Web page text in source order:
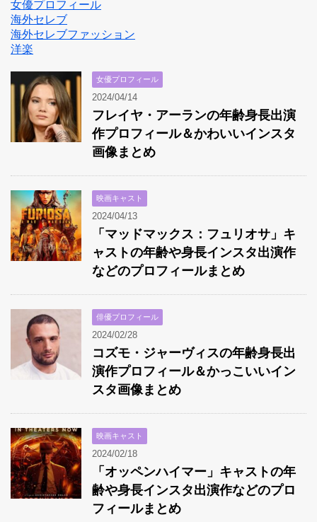
女優プロフィール
海外セレブ
海外セレブファッション
洋楽
女優プロフィール
2024/04/14
フレイヤ・アーランの年齢身長出演
作プロフィール＆かわいいインスタ
画像まとめ
映画キャスト
2024/04/13
「マッドマックス：フュリオサ」キ
ャストの年齢や身長インスタ出演作
などのプロフィールまとめ
俳優プロフィール
2024/02/28
コズモ・ジャーヴィスの年齢身長出
演作プロフィール＆かっこいいイン
スタ画像まとめ
映画キャスト
2024/02/18
「オッペンハイマー」キャストの年
齢や身長インスタ出演作などのプロ
フィールまとめ